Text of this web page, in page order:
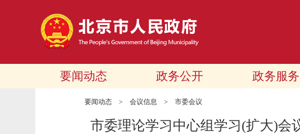
要闻动态 政务公开 政务服务
要闻动态 > 会议信息 > 市委会议
市委理论学习中心组学习(扩大)会